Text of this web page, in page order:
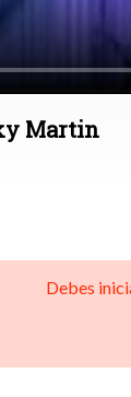
Martin
Debes